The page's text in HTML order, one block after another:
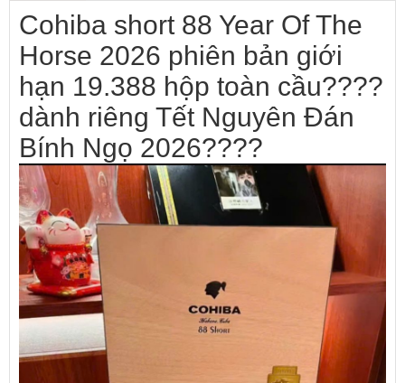
Cohiba short 88 Year Of The
Horse 2026 phiên bản giới
hạn 19.388 hộp toàn cầu????
dành riêng Tết Nguyên Đán
Bính Ngọ 2026????